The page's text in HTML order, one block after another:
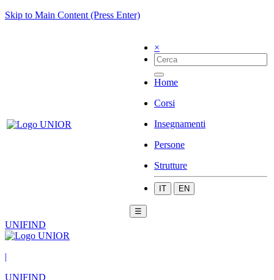
Skip to Main Content (Press Enter)
×
Home
Corsi
Insegnamenti
Persone
Strutture
IT EN
☰
UNIFIND
|
UNIFIND